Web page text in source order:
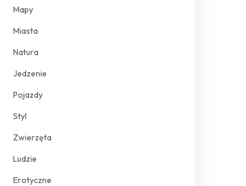
Mapy
Miasta
Natura
Jedzenie
Pojazdy
Styl
Zwierzęta
Ludzie
Erotyczne